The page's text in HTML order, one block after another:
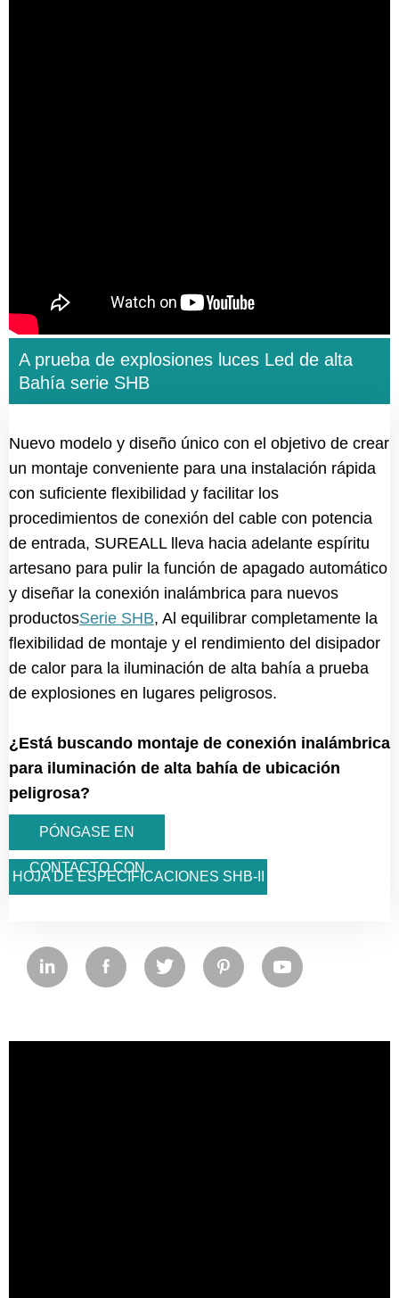
A prueba de explosiones luces Led de alta
Bahía serie SHB
Nuevo modelo y diseño único con el objetivo de crear
un montaje conveniente para una instalación rápida
con suficiente flexibilidad y facilitar los
procedimientos de conexión del cable con potencia
de entrada, SUREALL lleva hacia adelante espíritu
artesano para pulir la función de apagado automático
y diseñar la conexión inalámbrica para nuevos
productosSerie SHB, Al equilibrar completamente la
flexibilidad de montaje y el rendimiento del disipador
de calor para la iluminación de alta bahía a prueba
de explosiones en lugares peligrosos.
¿Está buscando montaje de conexión inalámbrica
para iluminación de alta bahía de ubicación
peligrosa?
PÓNGASE EN
CONTACTO CON
HOJA DE ESPECIFICACIONES SHB-II
    